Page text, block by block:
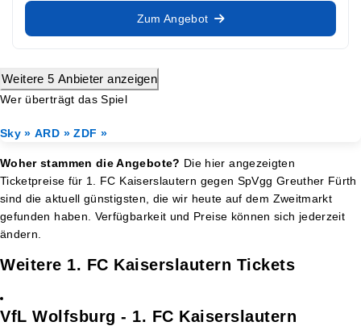
Zum Angebot
Weitere 5 Anbieter anzeigen
Wer überträgt das Spiel
Sky » ARD » ZDF »
Woher stammen die Angebote? Die hier angezeigten
Ticketpreise für 1. FC Kaiserslautern gegen SpVgg Greuther Fürth
sind die aktuell günstigsten, die wir heute auf dem Zweitmarkt
gefunden haben. Verfügbarkeit und Preise können sich jederzeit
ändern.
Weitere 1. FC Kaiserslautern Tickets
VfL Wolfsburg - 1. FC Kaiserslautern